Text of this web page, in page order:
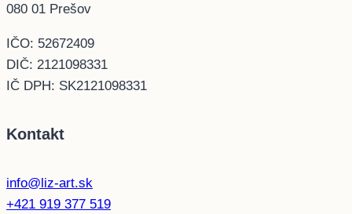
080 01 Prešov
IČO: 52672409
DIČ: 2121098331
IČ DPH: SK2121098331
Kontakt
info@liz-art.sk
+421 919 377 519